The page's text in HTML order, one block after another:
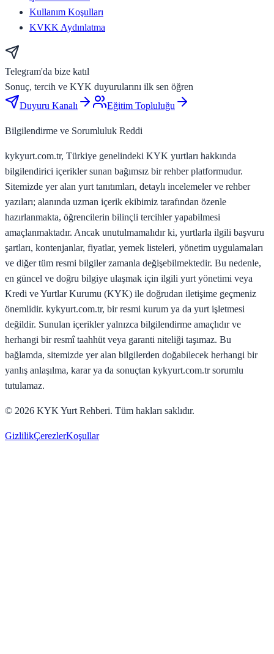
Kullanım Koşulları
KVKK Aydınlatma
Telegram'da bize katıl
Sonuç, tercih ve KYK duyurularını ilk sen öğren
Duyuru Kanalı
Eğitim Topluluğu
Bilgilendirme ve Sorumluluk Reddi
kykyurt.com.tr, Türkiye genelindeki KYK yurtları hakkında
bilgilendirici içerikler sunan bağımsız bir rehber platformudur.
Sitemizde yer alan yurt tanıtımları, detaylı incelemeler ve rehber
yazıları; alanında uzman içerik ekibimiz tarafından özenle
hazırlanmakta, öğrencilerin bilinçli tercihler yapabilmesi
amaçlanmaktadır. Ancak unutulmamalıdır ki, yurtlarla ilgili başvuru
şartları, kontenjanlar, fiyatlar, yemek listeleri, yönetim uygulamaları
ve diğer tüm resmi bilgiler zamanla değişebilmektedir. Bu nedenle,
en güncel ve doğru bilgiye ulaşmak için ilgili yurt yönetimi veya
Kredi ve Yurtlar Kurumu (KYK) ile doğrudan iletişime geçmeniz
önemlidir. kykyurt.com.tr, bir resmi kurum ya da yurt işletmesi
değildir. Sunulan içerikler yalnızca bilgilendirme amaçlıdır ve
herhangi bir resmî taahhüt veya garanti niteliği taşımaz. Bu
bağlamda, sitemizde yer alan bilgilerden doğabilecek herhangi bir
yanlış anlaşılma, karar ya da sonuçtan kykyurt.com.tr sorumlu
tutulamaz.
© 2026 KYK Yurt Rehberi. Tüm hakları saklıdır.
GizlilikÇerezlerKoşullar